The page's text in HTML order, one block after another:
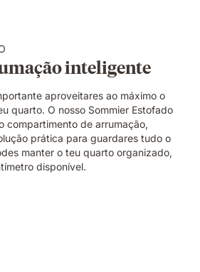
inteligente
aproveitares ao máximo o
quarto. O nosso Sommier Estofado
compartimento de arrumação,
prática para guardares tudo o
manter o teu quarto organizado,
disponível.